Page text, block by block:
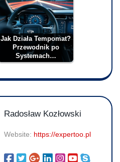
Jak Działa Tempomat?
Przewodnik po
Systemach…
Radosław Kozłowski
Website: https://expertoo.pl